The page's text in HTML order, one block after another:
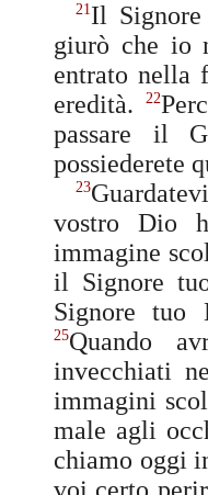
21Il
giurò che io
entrato nella
eredità.
22
passare il
possiederete
23
vostro Dio
immagine
il Signore
Signore tuo
25Quando
invecchiati
immagini
male agli
chiamo oggi